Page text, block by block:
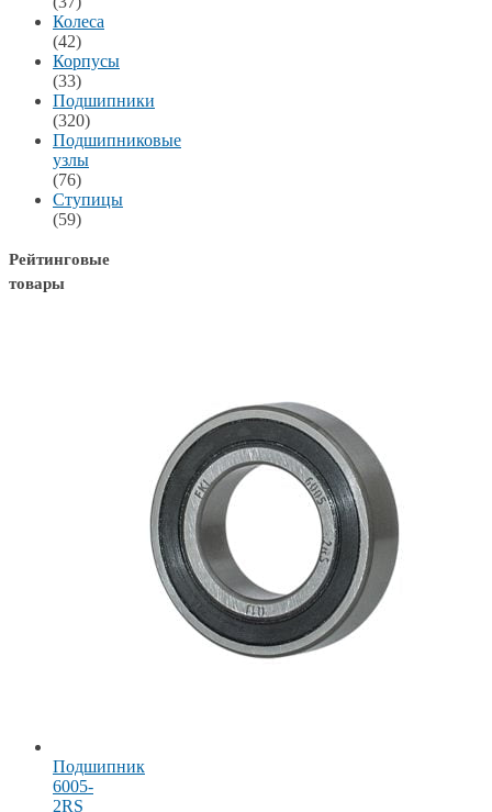
Колеса
(42)
Корпусы
(33)
Подшипники
(320)
Подшипниковые
узлы
(76)
Ступицы
(59)
Рейтинговые
товары
Подшипник
6005-
2RS